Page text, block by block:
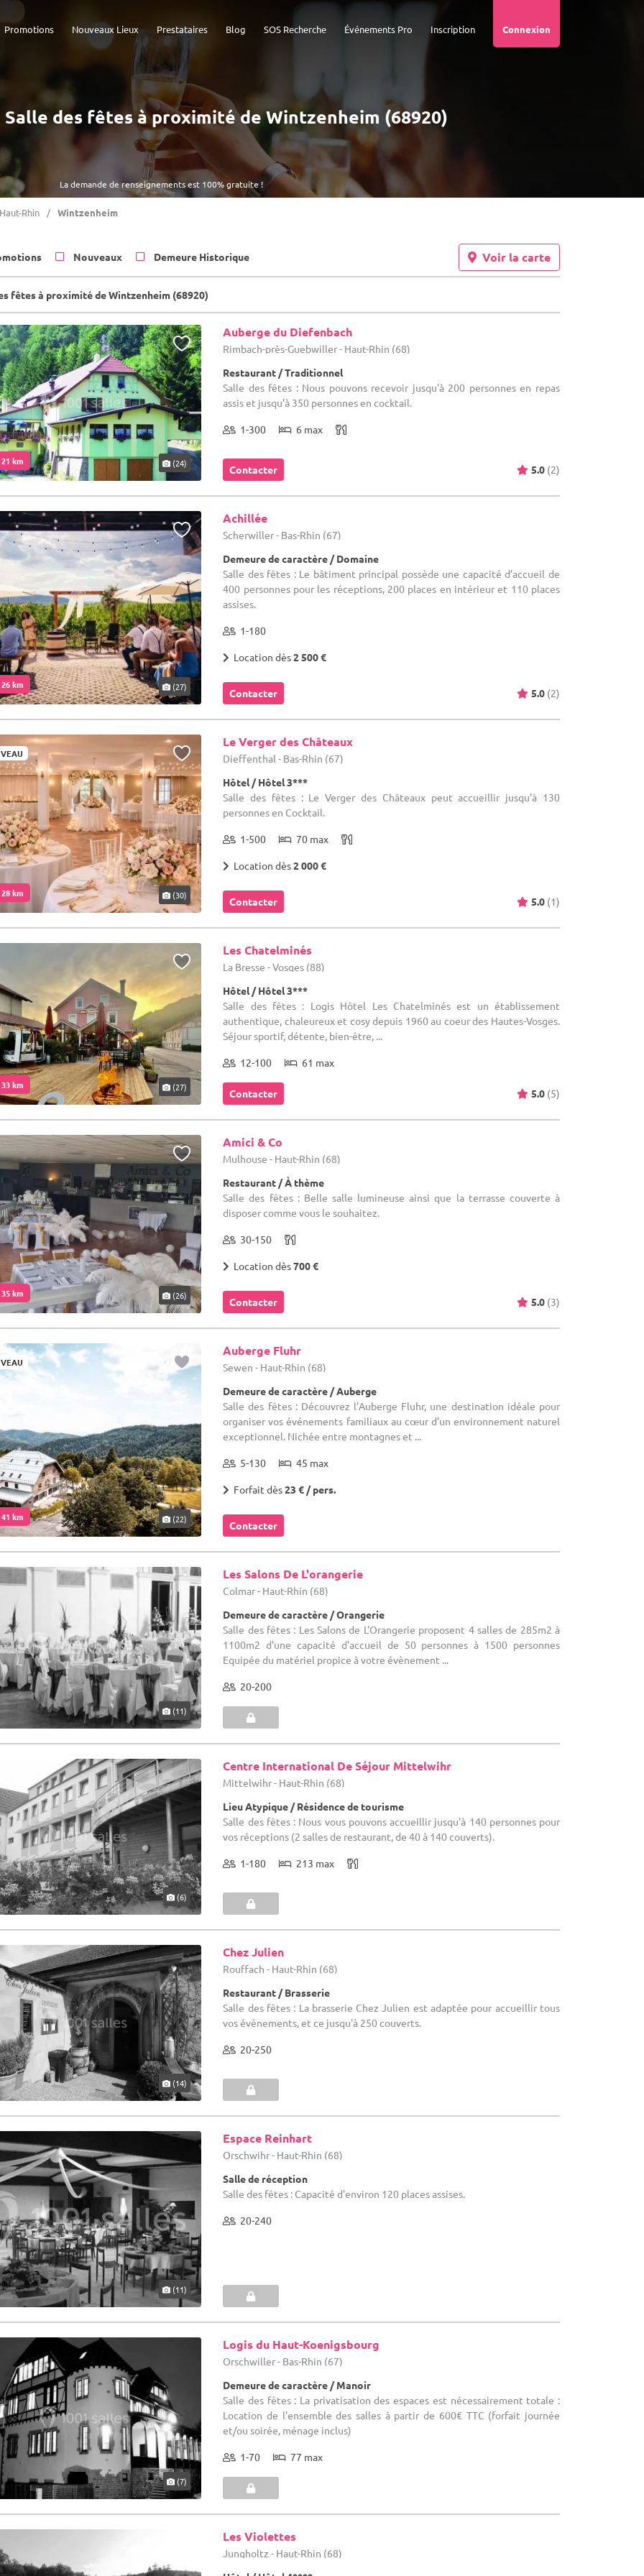
Connexion
Inscription
Événements Pro
SOS Recherche
Blog
Prestataires
Nouveaux Lieux
Promotions
La demande de renseignements est 100% gratuite !
des fêtes à proximité de Wintzenheim (68920)
Haut-Rhin Wintzenheim
Nouveaux Demeure Historique Voir la carte
fêtes à proximité de Wintzenheim (68920)
km (24)
Auberge du Diefenbach
Rimbach-près-Guebwiller - Haut-Rhin (68)
Restaurant / Traditionnel
Salle des fêtes : Nous pouvons recevoir jusqu'à 200 personnes en repas
assis et jusqu'à 350 personnes en cocktail.
1-300 6 max
Contacter 5.0 (2)
km (27)
Achillée
Scherwiller - Bas-Rhin (67)
Demeure de caractère / Domaine
Salle des fêtes : Le bâtiment principal possède une capacité d’accueil de
400 personnes pour les réceptions, 200 places en intérieur et 110 places
assises.
1-180
Location dès2 500 €
Contacter 5.0 (2)
km (30)
Le Verger des Châteaux
Dieffenthal - Bas-Rhin (67)
Hôtel / Hôtel 3***
Salle des fêtes : Le Verger des Châteaux peut accueillir jusqu'à 130
personnes en Cocktail.
1-500 70 max
Location dès2 000 €
Contacter 5.0 (1)
km (27)
Les Chatelminés
La Bresse - Vosges (88)
Hôtel / Hôtel 3***
Salle des fêtes : Logis Hôtel Les Chatelminés est un établissement
authentique, chaleureux et cosy depuis 1960 au coeur des Hautes-Vosges.
Séjour sportif, détente, bien-être, ...
12-100 61 max
Contacter 5.0 (5)
km (26)
Amici & Co
Mulhouse - Haut-Rhin (68)
Restaurant / À thème
Salle des fêtes : Belle salle lumineuse ainsi que la terrasse couverte à
disposer comme vous le souhaitez.
30-150
Location dès700 €
Contacter 5.0 (3)
km (22)
Auberge Fluhr
Sewen - Haut-Rhin (68)
Demeure de caractère / Auberge
Salle des fêtes : Découvrez l’Auberge Fluhr, une destination idéale pour
organiser vos événements familiaux au cœur d’un environnement naturel
exceptionnel. Nichée entre montagnes et ...
5-130 45 max
Forfait dès23 € / pers.
Contacter
(11)
Les Salons De L'orangerie
Colmar - Haut-Rhin (68)
Demeure de caractère / Orangerie
Salle des fêtes : Les Salons de L'Orangerie proposent 4 salles de 285m2 à
1100m2 d'une capacité d'accueil de 50 personnes à 1500 personnes
Equipée du matériel propice à votre évènement ...
20-200
(6)
Centre International De Séjour Mittelwihr
Mittelwihr - Haut-Rhin (68)
Lieu Atypique / Résidence de tourisme
Salle des fêtes : Nous vous pouvons accueillir jusqu'à 140 personnes pour
vos réceptions (2 salles de restaurant, de 40 à 140 couverts).
1-180 213 max
(14)
Chez Julien
Rouffach - Haut-Rhin (68)
Restaurant / Brasserie
Salle des fêtes : La brasserie Chez Julien est adaptée pour accueillir tous
vos évènements, et ce jusqu'à 250 couverts.
20-250
(11)
Espace Reinhart
Orschwihr - Haut-Rhin (68)
Salle de réception
Salle des fêtes : Capacité d'environ 120 places assises.
20-240
(7)
Logis du Haut-Koenigsbourg
Orschwiller - Bas-Rhin (67)
Demeure de caractère / Manoir
Salle des fêtes : La privatisation des espaces est nécessairement totale :
Location de l'ensemble des salles à partir de 600€ TTC (forfait journée
et/ou soirée, ménage inclus)
1-70 77 max
Les Violettes
Jungholtz - Haut-Rhin (68)